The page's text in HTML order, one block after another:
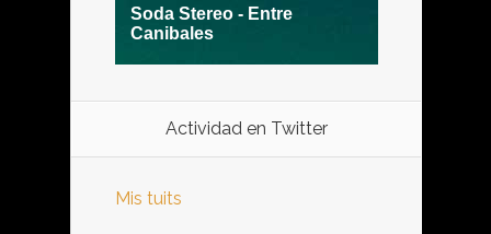
Actividad en Twitter
Mis tuits